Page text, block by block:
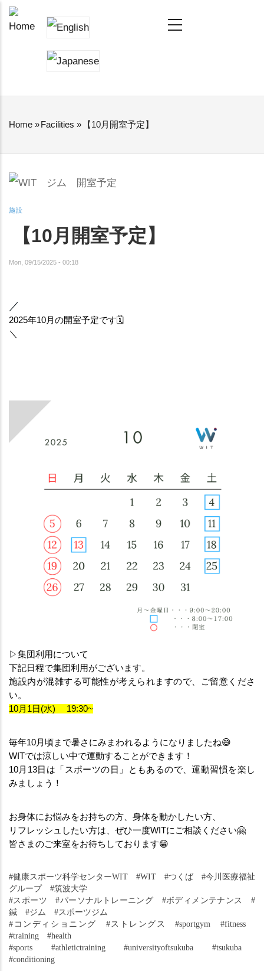
Skip
NAVIGATION
BREADCRUMB
Home »Facilities » 【10月開室予定】
施設
【10月開室予定】
Mon, 09/15/2025 - 00:18
／
2025年10月の開室予定です🗓️
＼
▷集団利用について
下記日程で集団利用がございます。
施設内が混雑する可能性が考えられますので、ご留意くださ
い。
10月1日(水) 　19:30~
毎年10月頃まで暑さにみまわれるようになりましたね😅
WITでは涼しい中で運動することができます！
10月13日は「スポーツの日」ともあるので、運動習慣を楽し
みましょう！
お身体にお悩みをお持ちの方、身体を動かしたい方、
リフレッシュしたい方は、ぜひ一度WITにご相談ください🤗
皆さまのご来室をお待ちしております😁
#健康スポーツ科学センターWIT　#WIT　#つくば　#今川医療福祉
グループ　#筑波大学
#スポーツ　#パーソナルトレーニング　#ボディメンテナンス　#
鍼　#ジム　#スポーツジム
#コンディショニング　#ストレングス　#sportgym　#fitness
#training　#health
#sports　#athletictraining　#universityoftsukuba　#tsukuba
#conditioning